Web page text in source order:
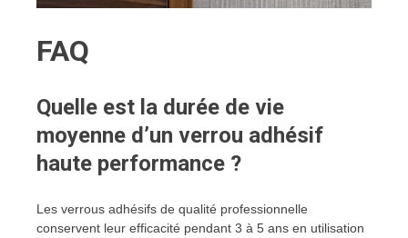
FAQ
Quelle est la durée de vie
moyenne d’un verrou adhésif
haute performance ?
Les verrous adhésifs de qualité professionnelle
conservent leur efficacité pendant 3 à 5 ans en utilisation